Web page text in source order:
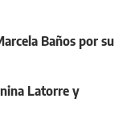
Baños por su
Latorre y